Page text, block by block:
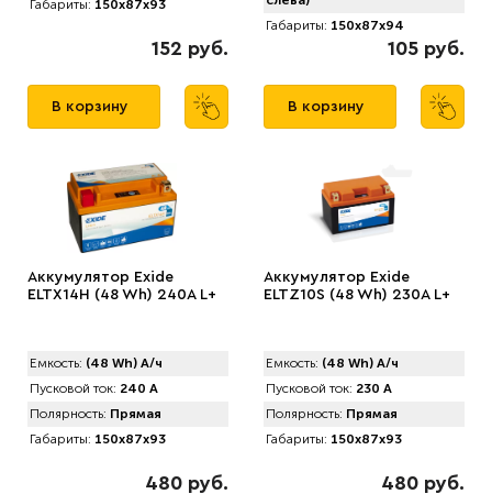
Габариты: 150x87x93
152 руб.
В корзину
Габариты: 150x87x94
105 руб.
В корзину
Аккумулятор Exide
ELTX14H (48 Wh) 240A L+
Емкость: (48 Wh) А/ч
Пусковой ток: 240 А
Полярность: Прямая
Габариты: 150x87x93
480 руб.
Аккумулятор Exide
ELTZ10S (48 Wh) 230A L+
Емкость: (48 Wh) А/ч
Пусковой ток: 230 А
Полярность: Прямая
Габариты: 150x87x93
480 руб.